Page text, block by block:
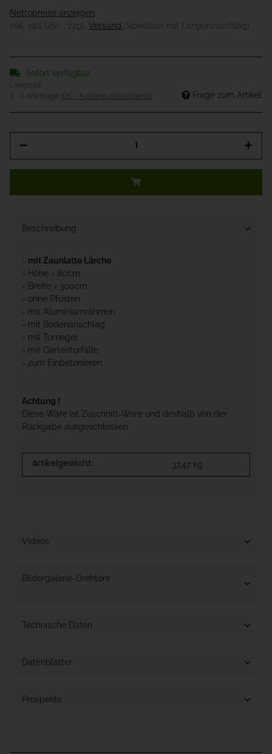
Nettopreise anzeigen
inkl. 19% USt. , zzgl. Versand (Spedition mit Längenzuschlag)
Sofort verfügbar
Lieferzeit:
3 - 8 Werktage
(DE - Ausland abweichend) Frage zum Artikel
Beschreibung
- mit Zaunlatte Lärche
- Höhe = 80cm
- Breite = 300cm
- ohne Pfosten
- mit Aluminiumrahmen
- mit Bodenanschlag
- mit Torriegel
- mit Gartentorfalle
- zum Einbetonieren
Achtung !
Diese Ware ist Zuschnitt-Ware und deshalb von der
Rückgabe ausgeschlossen
Artikelgewicht: 37,47 kg
Videos
Bildergalerie-Drehtore
Technische Daten
Datenblätter
Prospekte